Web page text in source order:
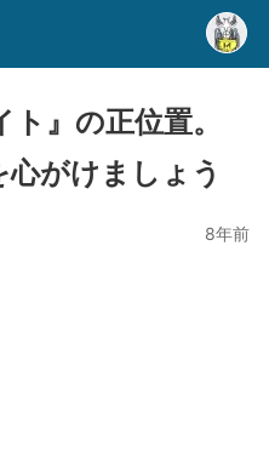
』の正位置。
がけましょう
8年前